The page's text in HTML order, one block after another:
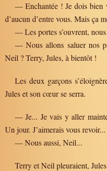
— Enchantée ! Je dois bien
d’aucun d’entre vous. Mais ça
— Les portes s’ouvrent,
— Nous allons saluer nos
Neil ? Terry, Jules, à bientôt !
Les deux garçons
Jules et son cœur se serra.
— Je... Je vais y aller
Un jour. J’aimerais vous revoir...
— Nous aussi, Neil...
Terry et Neil pleuraient,